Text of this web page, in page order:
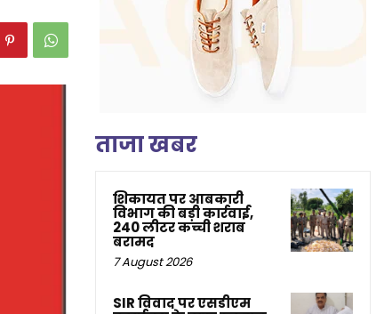
ताजा खबर
शिकायत पर आबकारी
विभाग की बड़ी कार्रवाई,
240 लीटर कच्ची शराब
बरामद
7 August 2026
SIR विवाद पर एसडीएम